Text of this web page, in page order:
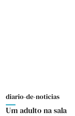
diario-de-noticias
Um adulto na sala